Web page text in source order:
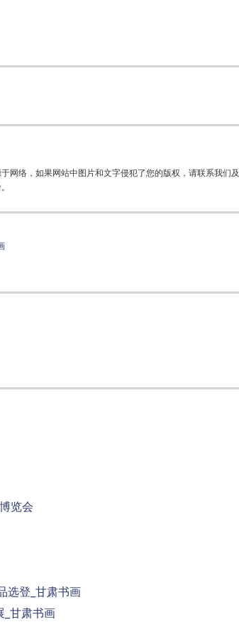
网络，如果网站中图片和文字侵犯了您的版权，请联系我们及
览会
选登_甘肃书画
_甘肃书画